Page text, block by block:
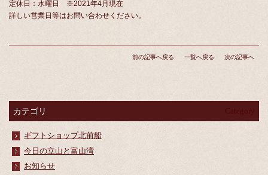
定休日：水曜日 ※2021年4月現在
詳しい営業日等はお問い合わせください。
前の記事へ戻る 一覧へ戻る 次の記事へ
カテゴリ
ギフトショップ北前船
今日の立山と富山湾
お知らせ